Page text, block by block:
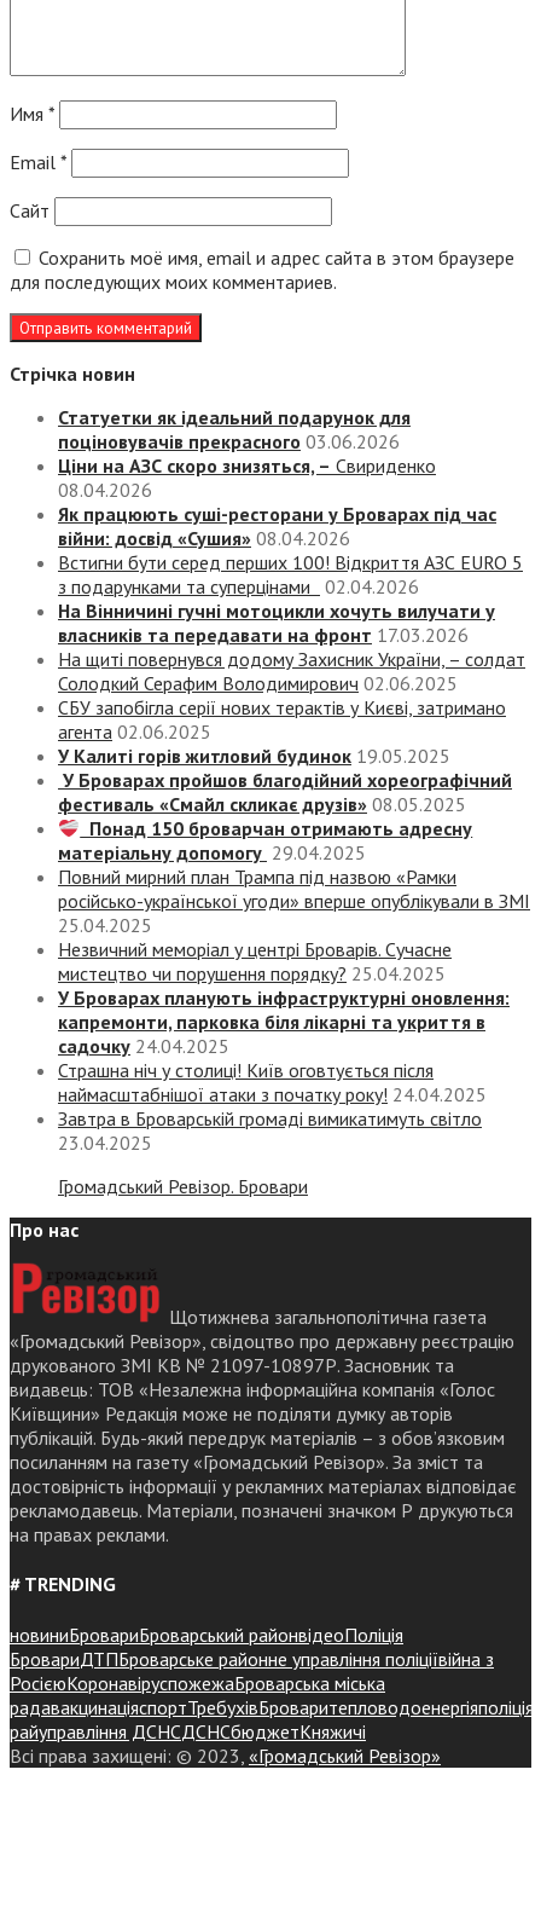
Имя *
Email *
Сайт
Сохранить моё имя, email и адрес сайта в этом браузере
для последующих моих комментариев.
Стрічка новин
Статуетки як ідеальний подарунок для
поціновувачів прекрасного 03.06.2026
Ціни на АЗС скоро знизяться, – Свириденко
08.04.2026
Як працюють суші-ресторани у Броварах під час
війни: досвід «Сушия» 08.04.2026
Встигни бути серед перших 100! Відкриття АЗС EURO 5
з подарунками та суперцінами
02.04.2026
На Вінничині гучні мотоцикли хочуть вилучати у
власників та передавати на фронт 17.03.2026
На щиті повернувся додому Захисник України, – солдат
Солодкий Серафим Володимирович 02.06.2025
СБУ запобігла серії нових терактів у Києві, затримано
агента 02.06.2025
У Калиті горів житловий будинок 19.05.2025
У Броварах пройшов благодійний хореографічний
фестиваль «Смайл скликає друзів» 08.05.2025
Понад 150 броварчан отримають адресну
матеріальну допомогу 29.04.2025
Повний мирний план Трампа під назвою «‎Рамки
російсько-української угоди» вперше опублікували в ЗМІ
25.04.2025
Незвичний меморіал у центрі Броварів. Сучасне
мистецтво чи порушення порядку? 25.04.2025
У Броварах планують інфраструктурні оновлення:
капремонти, парковка біля лікарні та укриття в
садочку 24.04.2025
Страшна ніч у столиці! Київ оговтується після
наймасштабнішої атаки з початку року! 24.04.2025
Завтра в Броварській громаді вимикатимуть світло
23.04.2025
Громадський Ревізор. Бровари
Про нас
Щотижнева загальнополітична газета
«Громадський Ревізор», свідоцтво про державну реєстрацію
друкованого ЗМІ КВ № 21097-10897Р. Засновник та
видавець: ТОВ «Незалежна інформаційна компанія «Голос
Київщини» Редакція може не поділяти думку авторів
публікацій. Будь-який передрук матеріалів – з обов’язковим
посиланням на газету «Громадський Ревізор». За зміст та
достовірність інформації у рекламних матеріалах відповідає
рекламодавець. Матеріали, позначені значком Р друкуються
на правах реклами.
# TRENDING
новиниБровариБроварський районвідеоПоліція
БровариДТПБроварське районне управління поліціївійна з
РосієюКоронавіруспожежаБроварська міська
радавакцинаціяспортТребухівБроваритепловодоенергіяполіція
райуправління ДСНСДСНСбюджетКняжичі
Всі права захищені: © 2023, «Громадський Ревізор»